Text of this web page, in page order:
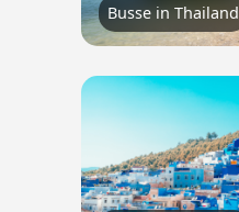
Busse in Thailand